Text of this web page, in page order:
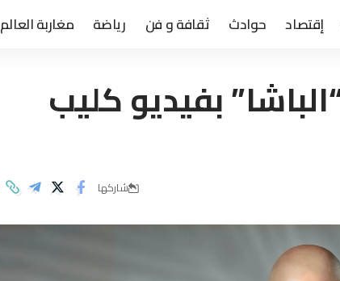
إقتصاد حوادث ثقافة و فن رياضة مغاربة العالم
بفيديو كليب
شاركها